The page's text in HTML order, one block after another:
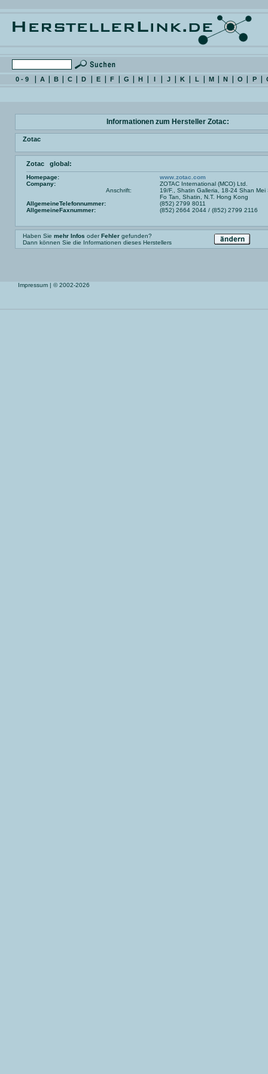
0 - 9 A B C D E F G H I J K L M N O P
Informationen zum Hersteller Zotac:
Zotac
Zotac global:
Homepage:
www.zotac.com
Company:
ZOTAC International (MCO) Ltd.
Anschrift:
19/F., Shatin Galleria, 18-24 Shan Mei
Fo Tan, Shatin, N.T. Hong Kong
AllgemeineTelefonnummer:
(852) 2799 8011
AllgemeineFaxnummer:
(852) 2664 2044 / (852) 2799 2116
Haben Sie mehr Infos oderFehler gefunden?
Dann können Sie die Informationen dieses Herstellers
Impressum | © 2002-2026